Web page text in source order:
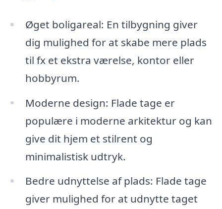
Øget boligareal: En tilbygning giver
dig mulighed for at skabe mere plads
til fx et ekstra værelse, kontor eller
hobbyrum.
Moderne design: Flade tage er
populære i moderne arkitektur og kan
give dit hjem et stilrent og
minimalistisk udtryk.
Bedre udnyttelse af plads: Flade tage
giver mulighed for at udnytte taget